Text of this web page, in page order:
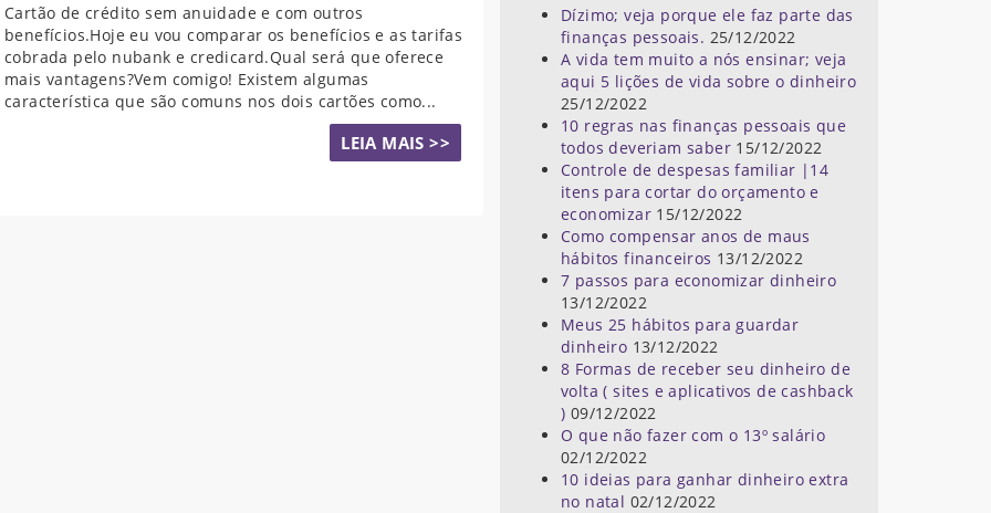
Cartão de crédito sem anuidade e com outros
benefícios.Hoje eu vou comparar os benefícios e as tarifas
cobrada pelo nubank e credicard.Qual será que oferece
mais vantagens?Vem comigo! Existem algumas
característica que são comuns nos dois cartões como...
LEIA MAIS >>
Dízimo; veja porque ele faz parte das
finanças pessoais. 25/12/2022
A vida tem muito a nós ensinar; veja
aqui 5 lições de vida sobre o dinheiro
25/12/2022
10 regras nas finanças pessoais que
todos deveriam saber 15/12/2022
Controle de despesas familiar |14
itens para cortar do orçamento e
economizar 15/12/2022
Como compensar anos de maus
hábitos financeiros 13/12/2022
7 passos para economizar dinheiro
13/12/2022
Meus 25 hábitos para guardar
dinheiro 13/12/2022
8 Formas de receber seu dinheiro de
volta ( sites e aplicativos de cashback
) 09/12/2022
O que não fazer com o 13º salário
02/12/2022
10 ideias para ganhar dinheiro extra
no natal 02/12/2022